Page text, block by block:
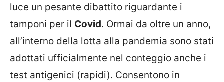
luce un pesante dibattito riguardante i
tamponi per il Covid. Ormai da oltre un anno,
all’interno della lotta alla pandemia sono stati
adottati ufficialmente nel conteggio anche i
test antigenici (rapidi). Consentono in